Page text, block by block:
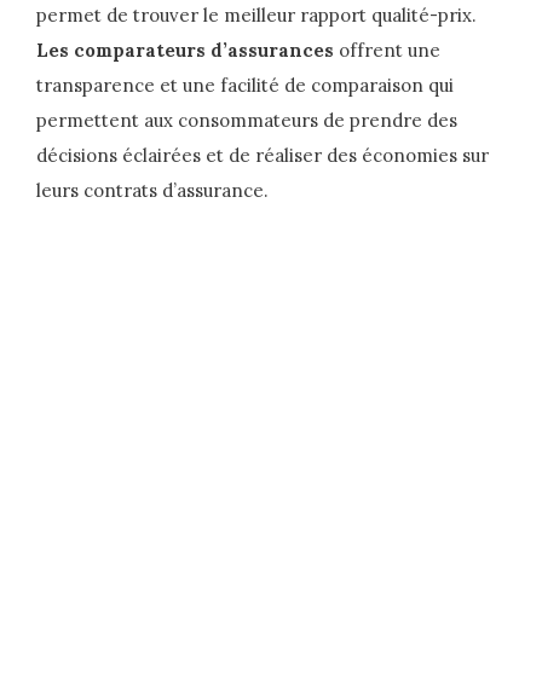
permet de trouver le meilleur rapport qualité-prix.
Les comparateurs d’assurances offrent une
transparence et une facilité de comparaison qui
permettent aux consommateurs de prendre des
décisions éclairées et de réaliser des économies sur
leurs contrats d’assurance.